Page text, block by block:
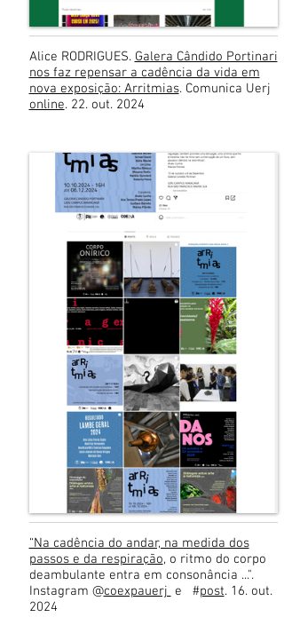
Alice RODRIGUES. Galera Cândido Portinari
nos faz repensar a cadência da vida em
nova exposição: Arritmias. Comunica Uerj
online. 22. out. 2024
“Na cadência do andar, na medida dos
passos e da respiração, o ritmo do corpo
deambulante entra em consonância ...".
Instagram @coexpauerj e #post. 16. out.
2024